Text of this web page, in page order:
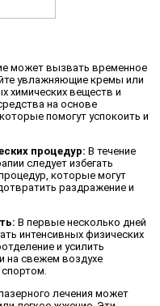
может вызвать временное
увлажняющие кремы или
химических веществ и
на основе
помогут успокоить и
процедур: В течение
следует избегать
которые могут
раздражение и
В первые несколько дней
интенсивных физических
и усилить
на свежем воздухе
лечения может